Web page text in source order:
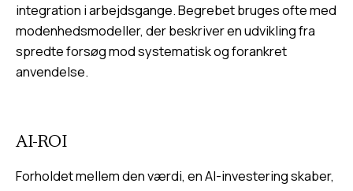
integration i arbejdsgange. Begrebet bruges ofte med
modenhedsmodeller, der beskriver en udvikling fra
spredte forsøg mod systematisk og forankret
anvendelse.
AI-ROI
Forholdet mellem den værdi, en AI-investering skaber,